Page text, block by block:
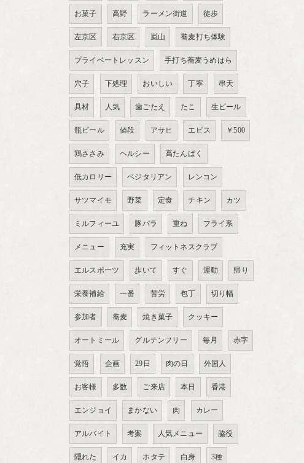
お菓子 高野 ラーメン街道 徒歩
左京区 右京区 嵐山 蕎麦打ち体験
プライベートレッスン 手打ち蕎麦うめはら
穴子 下処理 おいしい 丁寧 串天
具材 人気 歯ごたえ たこ 生ビール
瓶ビール 値段 アサヒ エビス ￥500
鶏ささみ ヘルシー 高たんぱく
低カロリー ベジタリアン レンコン
サツマイモ 野菜 定食 チキン カツ
ミルフィーユ 豚バラ 重ね フライ系
メニュー 充実 フィットネスクラブ
エルスポーツ 歩いて すぐ 運動 帰り
栄養補給 一番 苦労 包丁 切り幅
参加者 蕎麦 焼き菓子 クッキー
オートミール グルテンフリー 毎月 赤字
覚悟 企画 29日 肉の日 外国人
お客様 多数 ご来店 本日 香港
エンジョイ まかない 肉 カレー
アルバイト 考案 人気メニュー 脇役
隠れた イカ ホタテ 白身 3種